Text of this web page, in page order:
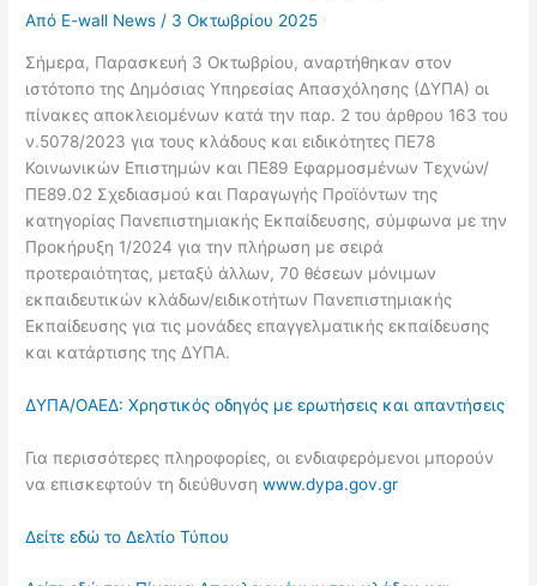
Από E-wall News/ 3 Οκτωβρίου 2025
Σήμερα, Παρασκευή 3 Οκτωβρίου, αναρτήθηκαν στον
ιστότοπο της Δημόσιας Υπηρεσίας Απασχόλησης (ΔΥΠΑ) οι
πίνακες αποκλειομένων κατά την παρ. 2 του άρθρου 163 του
ν.5078/2023 για τους κλάδους και ειδικότητες ΠΕ78
Κοινωνικών Επιστημών και ΠΕ89 Εφαρμοσμένων Τεχνών/
ΠΕ89.02 Σχεδιασμού και Παραγωγής Προϊόντων της
κατηγορίας Πανεπιστημιακής Εκπαίδευσης, σύμφωνα με την
Προκήρυξη 1/2024 για την πλήρωση με σειρά
προτεραιότητας, μεταξύ άλλων, 70 θέσεων μόνιμων
εκπαιδευτικών κλάδων/ειδικοτήτων Πανεπιστημιακής
Εκπαίδευσης για τις μονάδες επαγγελματικής εκπαίδευσης
και κατάρτισης της ΔΥΠΑ.
ΔΥΠΑ/ΟΑΕΔ: Χρηστικός οδηγός με ερωτήσεις και απαντήσεις
Για περισσότερες πληροφορίες, οι ενδιαφερόμενοι μπορούν
να επισκεφτούν τη διεύθυνσηwww.dypa.gov.gr
Δείτε εδώ το Δελτίο Τύπου